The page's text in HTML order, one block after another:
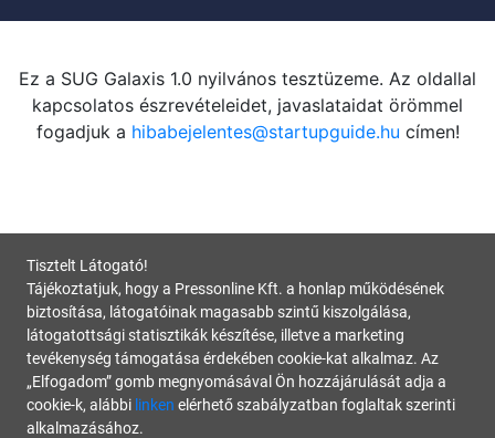
Ez a SUG Galaxis 1.0 nyilvános tesztüzeme. Az oldallal
kapcsolatos észrevételeidet, javaslataidat örömmel
fogadjuk a hibabejelentes@startupguide.hu címen!
Tisztelt Látogató!
Tájékoztatjuk, hogy a Pressonline Kft. a honlap működésének
biztosítása, látogatóinak magasabb szintű kiszolgálása,
látogatottsági statisztikák készítése, illetve a marketing
tevékenység támogatása érdekében cookie-kat alkalmaz. Az
„Elfogadom” gomb megnyomásával Ön hozzájárulását adja a
cookie-k, alábbi linken elérhető szabályzatban foglaltak szerinti
alkalmazásához.